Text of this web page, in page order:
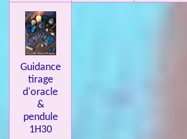
Guidance
tirage
d'oracle
&
pendule
1H30